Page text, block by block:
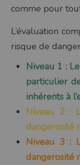
comme pour
L’évaluation
risque de
Niveau 1 :
particulier
inhérents à
Niveau 2 :
dangerosité
Niveau 3 :
dangerosité